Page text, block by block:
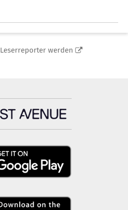
Leserreporter werden